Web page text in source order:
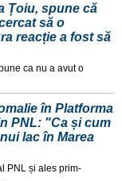
Țoiu, spune că
să o
reacție a fost să
ca nu a avut o
în Platforma
PNL: "Ca și cum
lac în Marea
PNL și ales prim-